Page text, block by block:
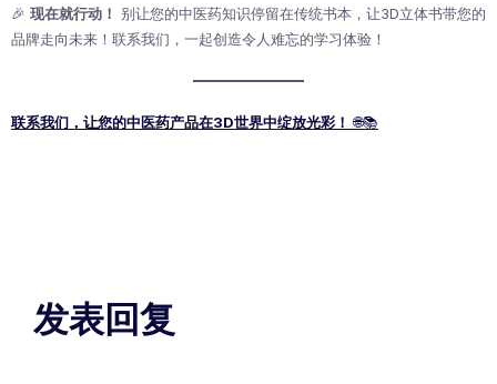
🎉 现在就行动！ 别让您的中医药知识停留在传统书本，让3D立体书带您的
品牌走向未来！联系我们，一起创造令人难忘的学习体验！
联系我们，让您的中医药产品在3D世界中绽放光彩！ 🌐📚
发表回复